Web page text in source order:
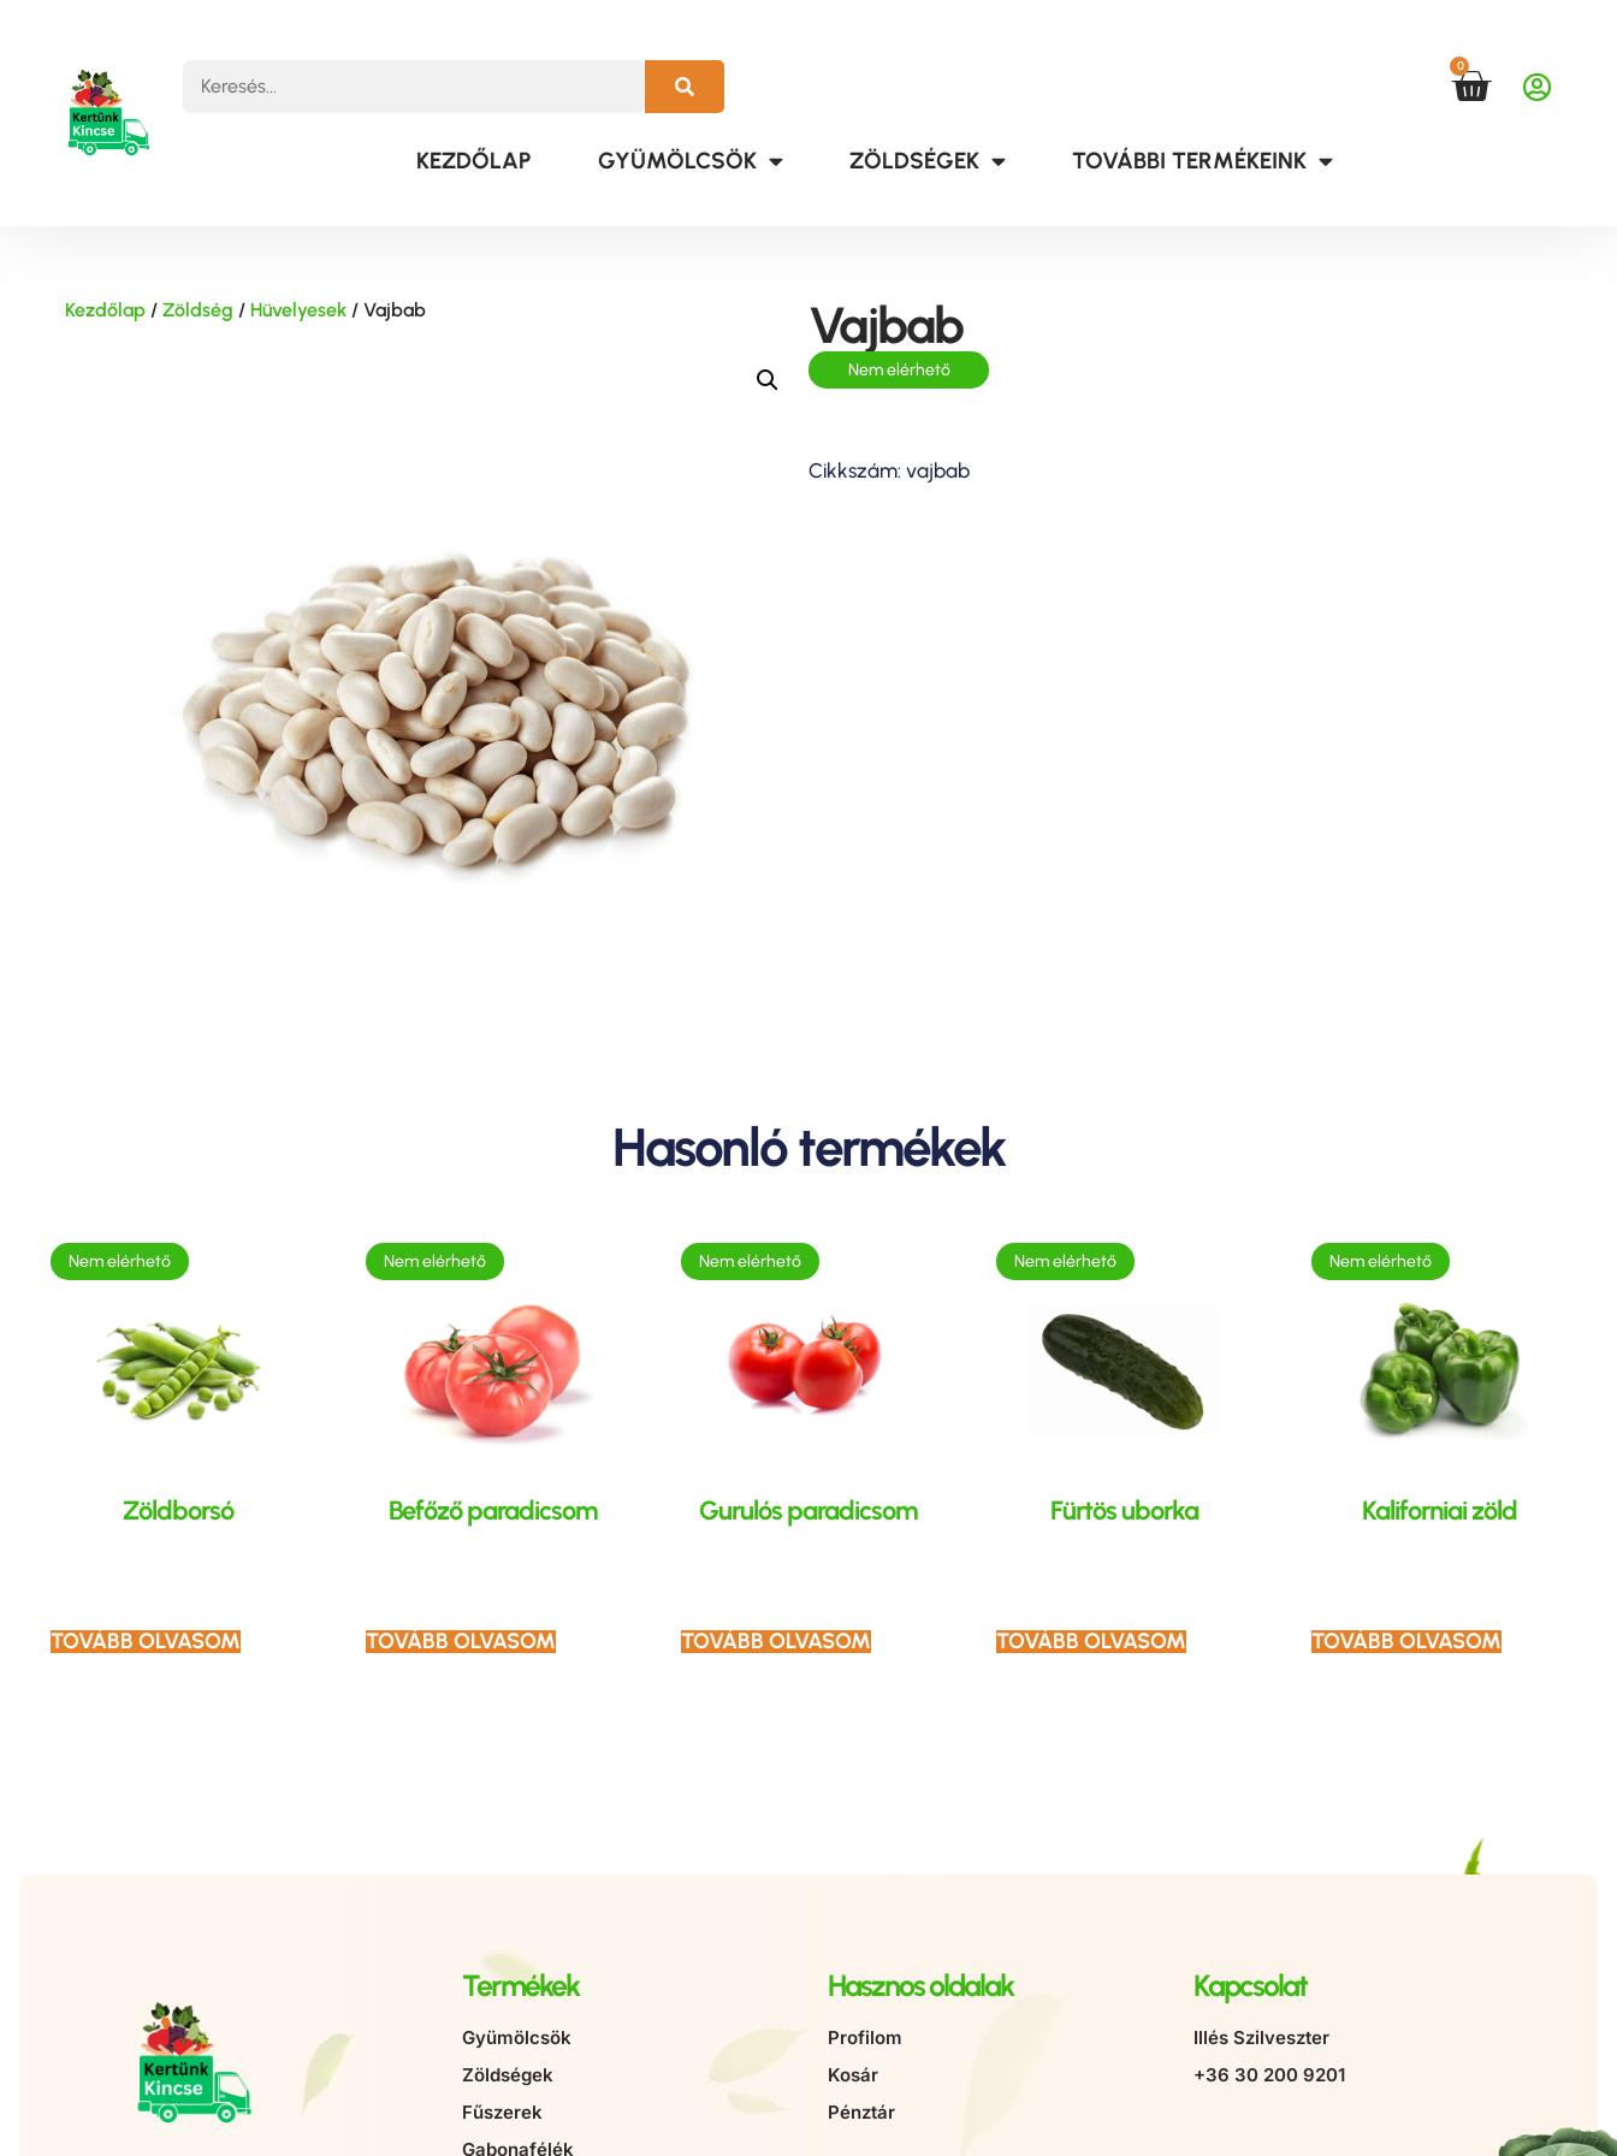
0
KEZDŐLAP GYÜMÖLCSÖK ZÖLDSÉGEK TOVÁBBI TERMÉKEINK
Kezdőlap/ Zöldség / Hüvelyesek/ Vajbab Vajbab
Nem elérhető
Cikkszám: vajbab
Hasonló termékek
Nem elérhető
Zöldborsó
TOVÁBB OLVASOM
Nem elérhető
Befőző paradicsom
TOVÁBB OLVASOM
Nem elérhető
Gurulós paradicsom
TOVÁBB OLVASOM
Nem elérhető
Fürtös uborka
TOVÁBB OLVASOM
Nem elérhető
Kaliforniai zöld
TOVÁBB OLVASOM
Termékek
Gyümölcsök
Zöldségek
Fűszerek
Gabonafélék
Hasznos oldalak
Profilom
Kosár
Pénztár
Kapcsolat
Illés Szilveszter
+36 30 200 9201